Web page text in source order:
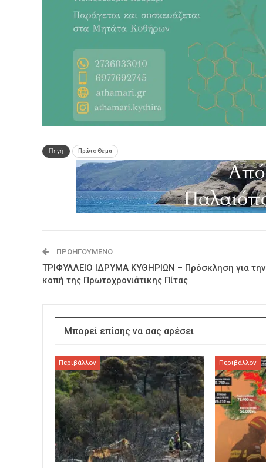
Πηγή Πρώτο Θέμα
ΠΡΟΗΓΟΎΜΕΝΟ
ΤΡΙΦΥΛΛΕΙΟ ΙΔΡΥΜΑ ΚΥΘΗΡΙΩΝ – Πρόσκληση για την
κοπή της Πρωτοχρονιάτικης Πίτας
Μπορεί επίσης να σας αρέσει
Περιβάλλον Περιβάλλον